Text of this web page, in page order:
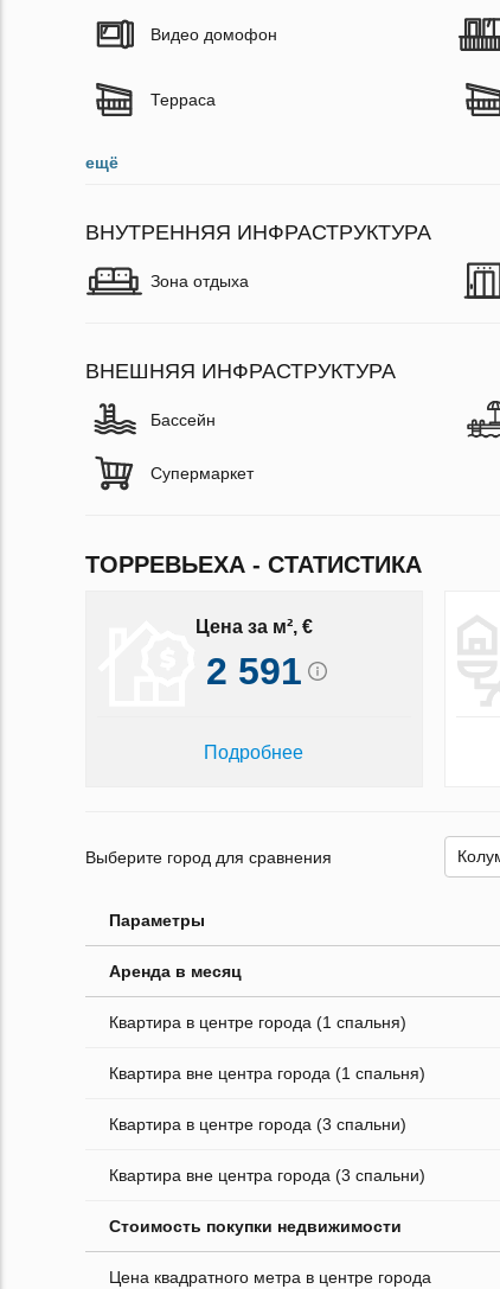
Видео домофон
Терраса
ещё
ВНУТРЕННЯЯ ИНФРАСТРУКТУРА
Зона отдыха
ВНЕШНЯЯ ИНФРАСТРУКТУРА
Бассейн
Супермаркет
ТОРРЕВЬЕХА - СТАТИСТИКА
Цена за м², €
2 591
Подробнее
Выберите город для сравнения
Параметры
Аренда в месяц
Квартира в центре города (1 спальня)
Квартира вне центра города (1 спальня)
Квартира в центре города (3 спальни)
Квартира вне центра города (3 спальни)
Стоимость покупки недвижимости
Цена квадратного метра в центре города